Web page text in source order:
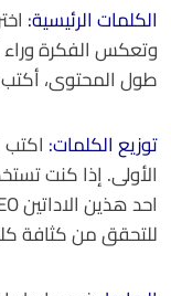
الكلمات الرئيسية:
وتعكس الفكرة
طول المحتوى، أكتب
توزيع الكلمات:
للتحقق من كثافة